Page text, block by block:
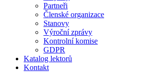
Partneři
Členské organizace
Stanovy
Výroční zprávy
Kontrolní komise
GDPR
Katalog lektorů
Kontakt